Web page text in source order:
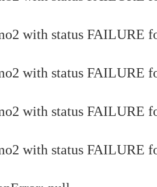
with status FAILURE
with status FAILURE
with status FAILURE
with status FAILURE